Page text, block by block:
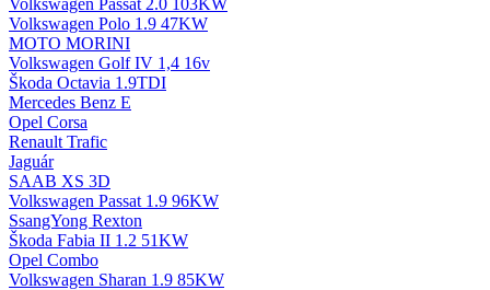
Volkswagen Passat 2.0 103KW
Volkswagen Polo 1.9 47KW
MOTO MORINI
Volkswagen Golf IV 1,4 16v
Škoda Octavia 1.9TDI
Mercedes Benz E
Opel Corsa
Renault Trafic
Jaguár
SAAB XS 3D
Volkswagen Passat 1.9 96KW
SsangYong Rexton
Škoda Fabia II 1.2 51KW
Opel Combo
Volkswagen Sharan 1.9 85KW